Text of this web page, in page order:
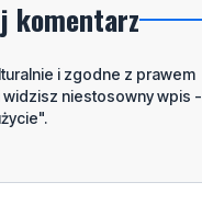
komentarz
i zgodne z prawem
widzisz niestosowny wpis -